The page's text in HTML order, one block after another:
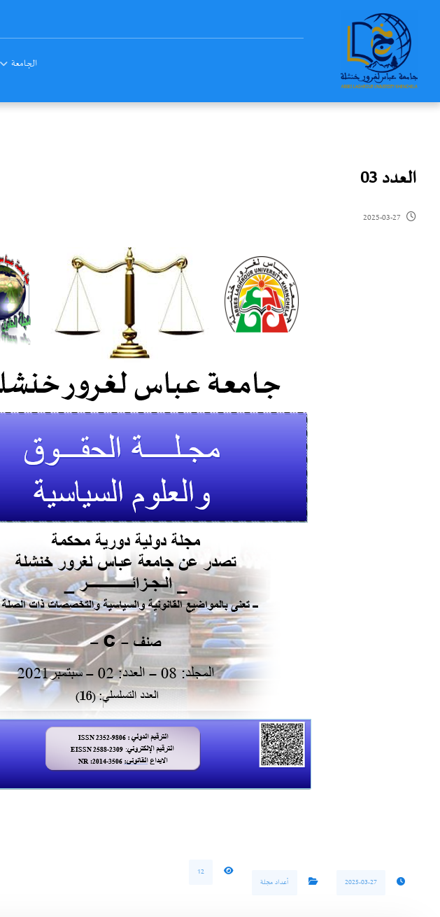
الجامعة
العدد 03
2025-03-27
2025-03-27 أعداد مجلة
12